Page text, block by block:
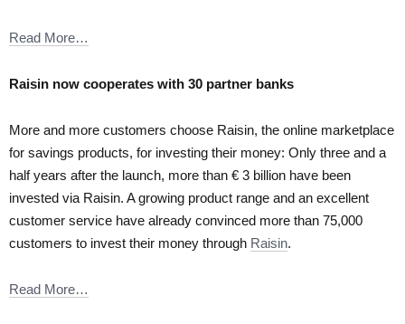
Read More…
Raisin now cooperates with 30 partner banks
More and more customers choose Raisin, the online marketplace
for savings products, for investing their money: Only three and a
half years after the launch, more than € 3 billion have been
invested via Raisin. A growing product range and an excellent
customer service have already convinced more than 75,000
customers to invest their money through Raisin.
Read More…